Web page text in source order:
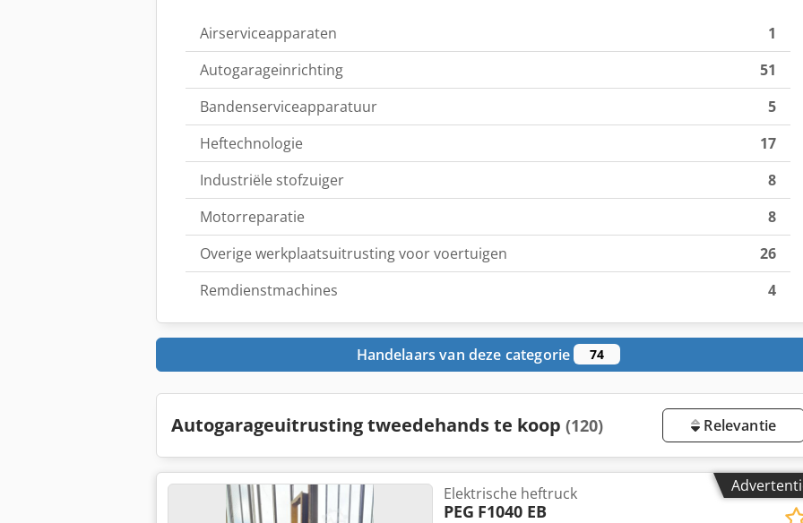
Airserviceapparaten
1
Autogarageinrichting
51
Bandenserviceapparatuur
5
Heftechnologie
17
Industriële stofzuiger
8
Motorreparatie
8
Overige werkplaatsuitrusting voor voertuigen
26
Remdienstmachines
4
Handelaars van deze categorie 74
Autogarageuitrusting tweedehands te koop (120) Relevantie
Elektrische heftruck
PEG F1040 EB